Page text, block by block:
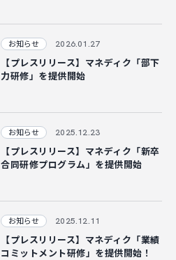
お知らせ 2026.01.27
【プレスリリース】マネディク「部下
力研修」を提供開始
お知らせ 2025.12.23
【プレスリリース】マネディク「新卒
合同研修プログラム」を提供開始
お知らせ 2025.12.11
【プレスリリース】マネディク「業績
コミットメント研修」を提供開始！